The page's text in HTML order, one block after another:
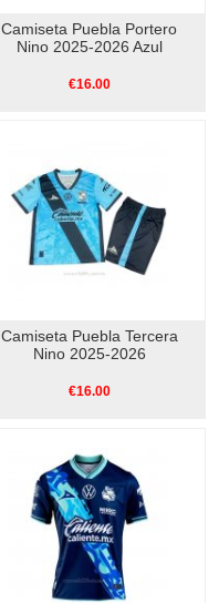
Camiseta Puebla Portero
Nino 2025-2026 Azul
€16.00
Camiseta Puebla Tercera
Nino 2025-2026
€16.00